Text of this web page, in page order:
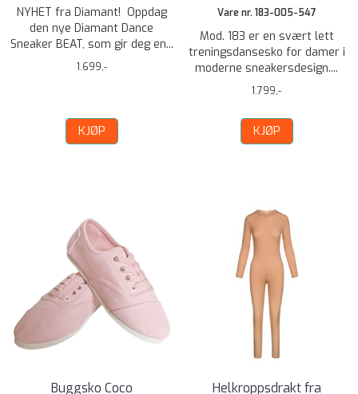
NYHET fra Diamant! Oppdag
den nye Diamant Dance
Sneaker BEAT, som gir deg en...
1.699,-
KJØP
Vare nr. 183-005-547
Mod. 183 er en svært lett
treningsdansesko for damer i
moderne sneakersdesign....
1.799,-
KJØP
Buggsko Coco
Helkroppsdrakt fra